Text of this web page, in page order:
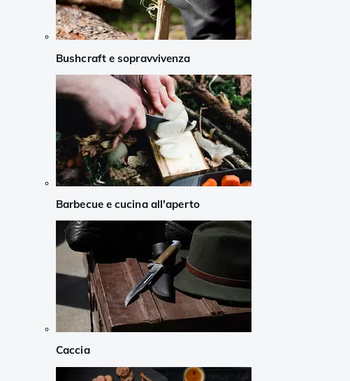
Bushcraft e sopravvivenza
Barbecue e cucina all'aperto
Caccia